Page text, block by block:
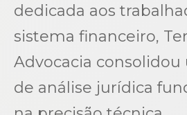
dedicada aos
sistema financeiro,
Advocacia
de análise jurídica